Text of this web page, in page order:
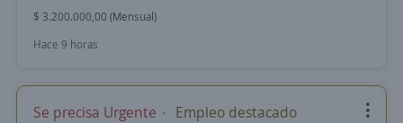
$ 3.200.000,00 (Mensual)
Hace 9 horas
Se precisa Urgente Empleo destacado